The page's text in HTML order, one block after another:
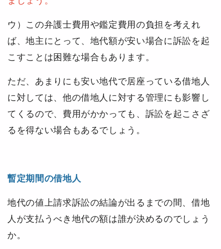
ウ）この弁護士費用や鑑定費用の負担を考えれ
ば、地主にとって、地代額が安い場合に訴訟を起
こすことは困難な場合もあります。
ただ、あまりにも安い地代で居座っている借地人
に対しては、他の借地人に対する管理にも影響し
てくるので、費用がかかっても、訴訟を起こさざ
るを得ない場合もあるでしょう。
暫定期間の借地人
地代の値上請求訴訟の結論が出るまでの間、借地
人が支払うべき地代の額は誰が決めるのでしょう
か。